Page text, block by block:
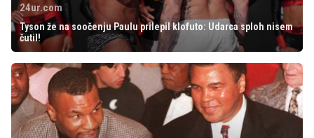
24ur.com
Tyson že na soočenju Paulu prilepil klofuto: Udarca sploh nisem
čutil!